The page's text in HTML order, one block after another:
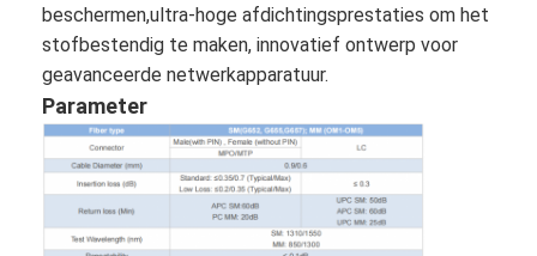
Fabrieksreis
Kwaliteitscontrole
Contacteer ons
Nieuws
Ga Nu Praten.
beschermen,ultra-hoge afdichtingsprestaties om het
stofbestendig te maken, innovatief ontwerp voor
geavanceerde netwerkapparatuur.
Parameter